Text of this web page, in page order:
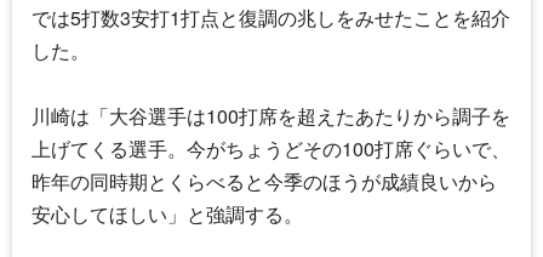
では5打数3安打1打点と復調の兆しをみせたことを紹介
した。
川崎は「大谷選手は100打席を超えたあたりから調子を
上げてくる選手。今がちょうどその100打席ぐらいで、
昨年の同時期とくらべると今季のほうが成績良いから
安心してほしい」と強調する。